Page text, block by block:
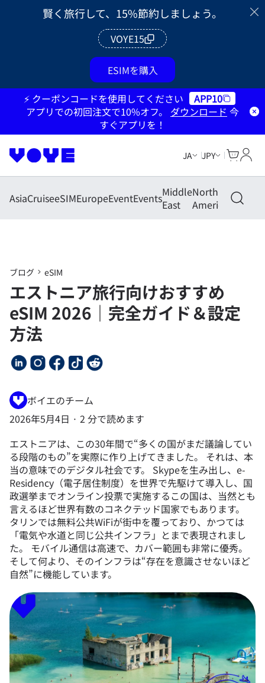
賢く旅行して、15%節約しましょう。
VOYE15
ESIMを購入
⚡ クーポンコードを使用してください
APP10
アプリでの初回注文で10%オフ。 ダウンロード 今
すぐアプリを！
JA JPY
Cart
AsiaCruiseeSIMEuropeEventEventsMiddle
East
North
America
South
America
ブログ eSIM
エストニア旅行向けおすすめ
eSIM 2026｜完全ガイド＆設定
方法
ボイエのチーム
2026年5月4日 · 2 分で読めます
エストニアは、この30年間で“多くの国がまだ議論してい
る段階のもの”を実際に作り上げてきました。 それは、本
当の意味でのデジタル社会です。 Skypeを生み出し、e-
Residency（電子居住制度）を世界で先駆けて導入し、国
政選挙までオンライン投票で実施するこの国は、当然とも
言えるほど世界有数のコネクテッド国家でもあります。
タリンでは無料公共WiFiが街中を覆っており、かつては
「電気や水道と同じ公共インフラ」とまで表現されまし
た。 モバイル通信は高速で、カバー範囲も非常に優秀。
そして何より、そのインフラは“存在を意識させないほど
自然”に機能しています。